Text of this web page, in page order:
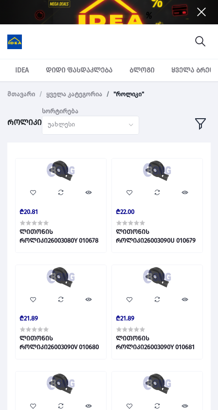
IDEA დიდი ფასდაკლება ბლოგი ყველა
მთავარი ყველა კატეგორია "როლიკი"
როლიკი
სორტირება
უახლესი
₾20.81
ლითონის
როლიკი26003080Y 010678
₾22.00
ლითონის
როლიკი26003090U 010679
₾21.89
ლითონის
როლიკი26003090V 010680
₾21.89
ლითონის
როლიკი26003090Y 010681